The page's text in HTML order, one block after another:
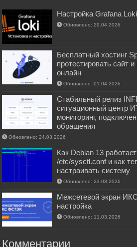
Настройка Grafana
Обновлено: 29.04.2026
Бесплатный хостинг
протестировать сайт
онлайн
Обновлено: 01.04.2026
Стабильный релиз
ситуационный центр
мониторинг,
обращения
Обновлено: 24.03.2026
Как Debian 13
/etc/sysctl.conf и как
настраивать систему
Обновлено: 23.03.2026
Межсетевой экран
настройка
Обновлено: 11.03.2026
Комментарии